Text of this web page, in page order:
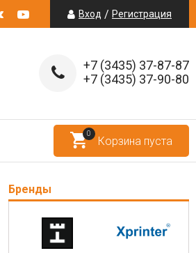
Вход / Регистрация
+7 (3435) 37-87-87
+7 (3435) 37-90-80
Корзина пуста
0
Бренды